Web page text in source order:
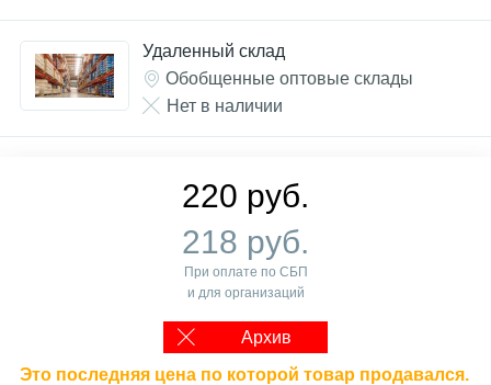
Удаленный склад
Обобщенные оптовые склады
Нет в наличии
220 руб.
218 руб.
При оплате по СБП
и для организаций
Архив
Это последняя цена по которой товар продавался.